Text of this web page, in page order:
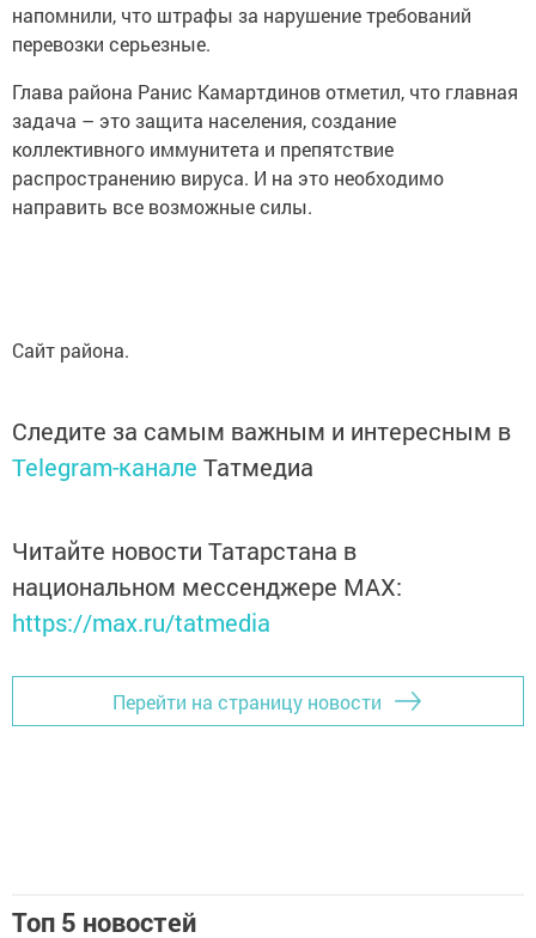
напомнили, что штрафы за нарушение требований
перевозки серьезные.
Глава района Ранис Камартдинов отметил, что главная
задача – это защита населения, создание
коллективного иммунитета и препятствие
распространению вируса. И на это необходимо
направить все возможные силы.
Сайт района.
Следите за самым важным и интересным в
Telegram-канале Татмедиа
Читайте новости Татарстана в
национальном мессенджере MАХ:
https://max.ru/tatmedia
Перейти на страницу новости
Топ 5 новостей